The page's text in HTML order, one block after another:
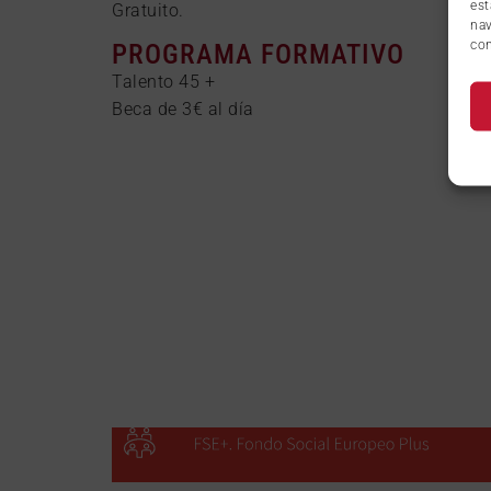
Gratuito.
PROGRAMA FORMATIVO
Talento 45 +
Beca de 3€ al día